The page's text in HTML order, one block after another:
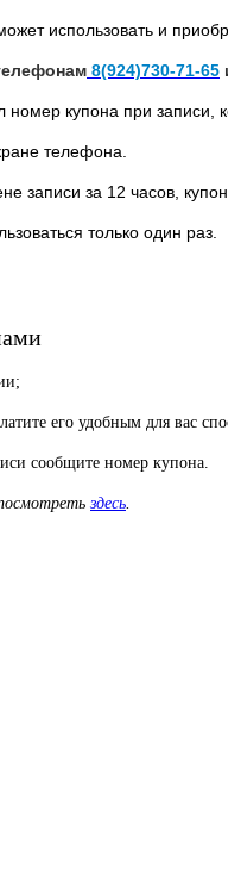
использовать и
8(924)730-71-65
купона при записи,
телефона.
записи за 12 часов,
только один раз.
его удобным для вас
сообщите номер купона.
здесь